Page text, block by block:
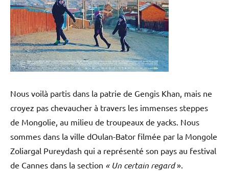
Nous voilà partis dans la patrie de Gengis Khan, mais ne
croyez pas chevaucher à travers les immenses steppes
de Mongolie, au milieu de troupeaux de yacks. Nous
sommes dans la ville dOulan-Bator filmée par la Mongole
Zoliargal Pureydash qui a représenté son pays au festival
de Cannes dans la section « Un certain regard».